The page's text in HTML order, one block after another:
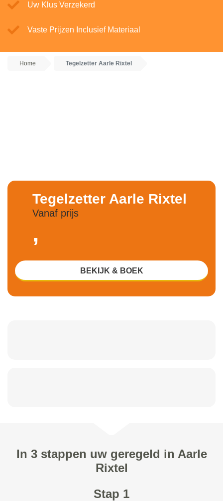
Uw Klus Verzekerd
Vaste Prijzen Inclusief Materiaal
Home Tegelzetter Aarle Rixtel
Tegelzetter Aarle Rixtel
Vanaf prijs
,
BEKIJK & BOEK
In 3 stappen uw geregeld in Aarle
Rixtel
Stap 1